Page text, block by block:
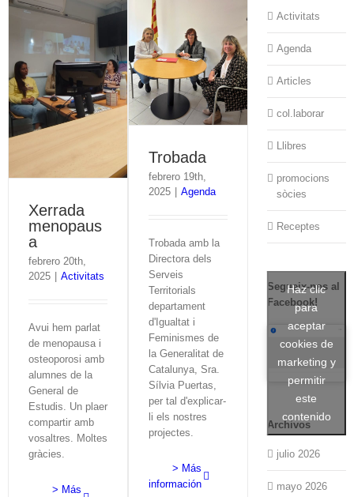
Xerrada
menopaus
a
febrero 20th,
2025 | Activitats
Avui hem parlat
de menopausa i
osteoporosi amb
alumnes de la
General de
Estudis. Un plaer
compartir amb
vosaltres. Moltes
gràcies.
> Más
Trobada
febrero 19th,
2025
Agenda
Trobada amb la
Directora dels
Serveis
Territorials
departament
d'Igualtat i
Feminismes de
la Generalitat de
Catalunya, Sra.
Sílvia Puertas,
per tal d'explicar-
li els nostres
projectes.
> Más
información
Activitats
Agenda
Articles
col.laborar
Llibres
promocions
sòcies
Receptes
Segueix-nos al
Facebook!
Haz clic
para
aceptar
cookies de
marketing y
permitir
este
contenido
Archivos
julio 2026
mayo 2026